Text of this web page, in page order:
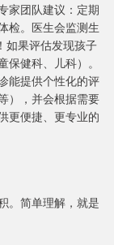
家团队建议：定期
检。医生会监测生
如果评估发现孩子
健科、儿科）。
能提供个性化的评
），并会根据需要
更便捷、更专业的
。简单理解，就是